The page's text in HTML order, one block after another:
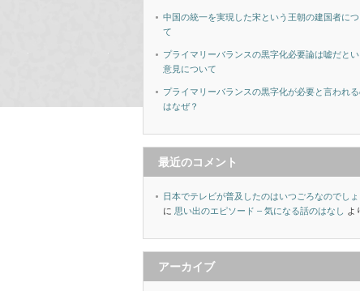
中国の統一を実現した宋という王朝の建国者に
て
プライマリーバランスの黒字化必要論は嘘だとい
意見について
プライマリーバランスの黒字化が必要と言われ
はなぜ？
最近のコメント
日本でテレビが普及したのはいつごろなのでしょ
に 思い出のエピソード – 気になる話のはなし よ
アーカイブ